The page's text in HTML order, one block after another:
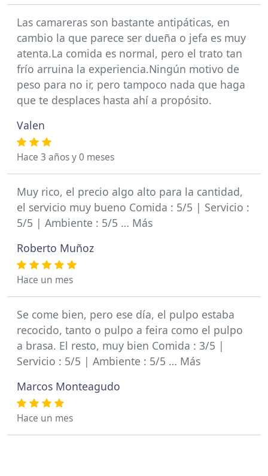
Las camareras son bastante antipáticas, en
cambio la que parece ser dueña o jefa es muy
atenta.La comida es normal, pero el trato tan
frío arruina la experiencia.Ningún motivo de
peso para no ir, pero tampoco nada que haga
que te desplaces hasta ahí a propósito.
Valen
Hace 3 años y 0 meses
Muy rico, el precio algo alto para la cantidad,
el servicio muy bueno Comida : 5/5 | Servicio :
5/5 | Ambiente : 5/5 … Más
Roberto Muñoz
Hace un mes
Se come bien, pero ese día, el pulpo estaba
recocido, tanto o pulpo a feira como el pulpo
a brasa. El resto, muy bien Comida : 3/5 |
Servicio : 5/5 | Ambiente : 5/5 … Más
Marcos Monteagudo
Hace un mes